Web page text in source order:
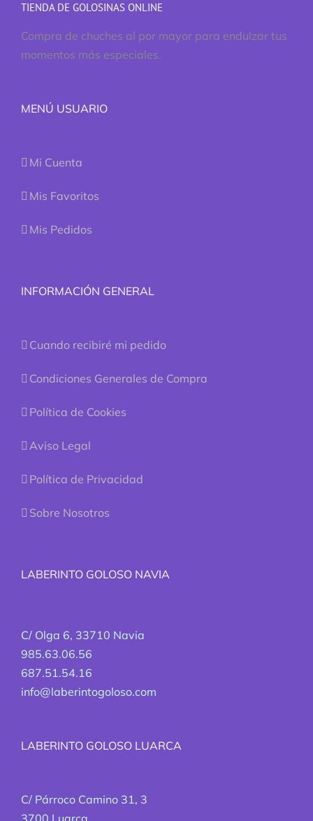
TIENDA DE GOLOSINAS ONLINE
Compra de chuches al por mayor para endulzar tus
momentos más especiales.
MENÚ USUARIO
Mi Cuenta
Mis Favoritos
Mis Pedidos
INFORMACIÓN GENERAL
Cuando recibiré mi pedido
Condiciones Generales de Compra
Política de Cookies
Aviso Legal
Política de Privacidad
Sobre Nosotros
LABERINTO GOLOSO NAVIA
C/ Olga 6, 33710 Navia
985.63.06.56
687.51.54.16
info@laberintogoloso.com
LABERINTO GOLOSO LUARCA
C/ Párroco Camino 31, 3